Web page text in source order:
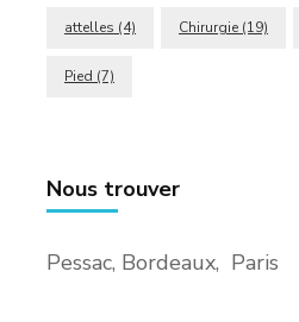
attelles (4) Chirurgie (19)
Pied (7)
Nous trouver
Pessac, Bordeaux, Paris